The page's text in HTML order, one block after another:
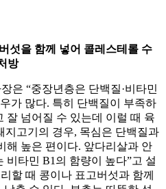
섯을 함께 넣어 콜레스테롤 수
방
은 “중장년층은 단백질·비타민
가 많다. 특히 단백질이 부족하
잘 넘어질 수 있는데 이럴 때 육
지고기의 경우, 목심은 단백질과
해 높은 편이다. 앞다리살과 안
비타민 B1의 함량이 높다”고 설
할 때 콩이나 표고버섯과 함께